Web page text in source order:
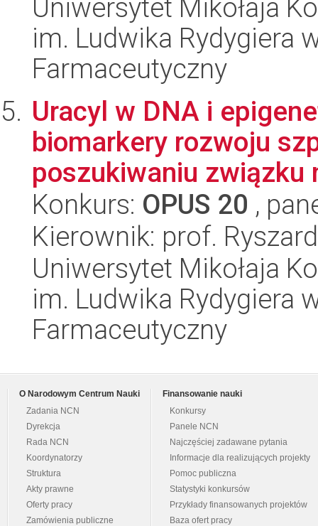
Uniwersytet Mikołaja
im. Ludwika Rydygiera
Farmaceutyczny
Uracyl w DNA i
biomarkery rozwoju
poszukiwaniu związku
Konkurs: OPUS 20 ,
Kierownik: prof.
Uniwersytet Mikołaja
im. Ludwika Rydygiera
Farmaceutyczny
O Narodowym Centrum Nauki
Zadania NCN
Dyrekcja
Rada NCN
Koordynatorzy
Struktura
Akty prawne
Oferty pracy
Zamówienia publiczne
Finansowanie nauki
Konkursy
Panele NCN
Najczęściej zadawane pytania
Informacje dla realizujących projekty
Pomoc publiczna
Statystyki konkursów
Przykłady finansowanych projektów
Baza ofert pracy